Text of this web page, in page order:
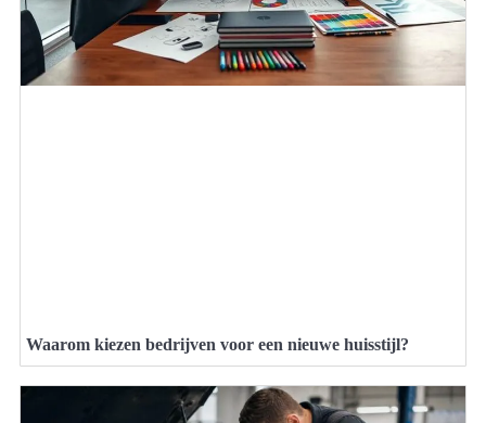
Waarom kiezen bedrijven voor een nieuwe huisstijl?